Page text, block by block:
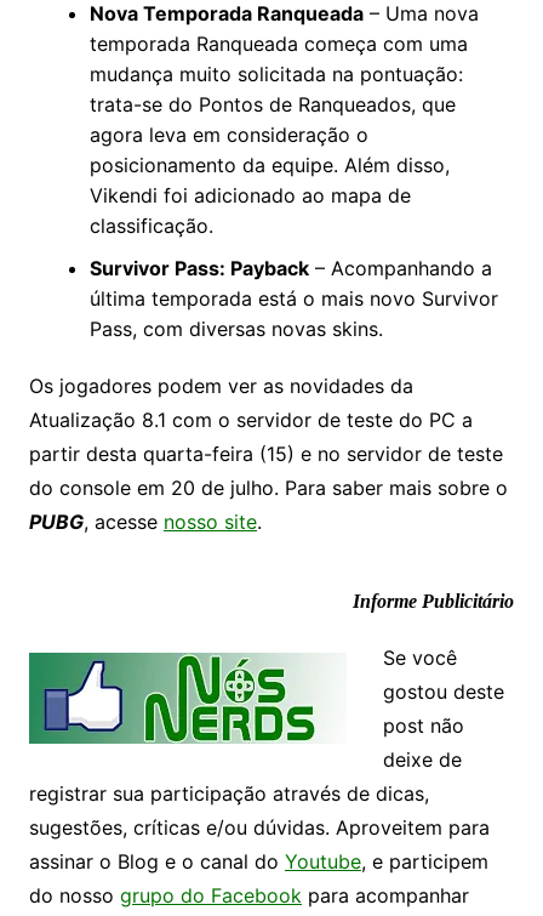
Nova Temporada Ranqueada– Uma nova
temporada Ranqueada começa com uma
mudança muito solicitada na pontuação:
trata-se do Pontos de Ranqueados, que
agora leva em consideração o
posicionamento da equipe. Além disso,
Vikendi foi adicionado ao mapa de
classificação.
Survivor Pass: Payback– Acompanhando a
última temporada está o mais novo Survivor
Pass, com diversas novas skins.
Os jogadores podem ver as novidades da
Atualização 8.1 com o servidor de teste do PC a
partir desta quarta-feira (15) e no servidor de teste
do console em 20 de julho. Para saber mais sobre o
PUBG, acesse nosso site.
Informe Publicitário
Se você
gostou deste
post não
deixe de
registrar sua participação através de dicas,
sugestões, críticas e/ou dúvidas. Aproveitem para
assinar o Blog e o canal do Youtube, e participem
do nosso grupo do Facebookpara acompanhar